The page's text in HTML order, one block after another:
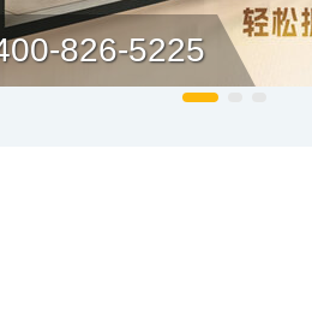
826-5225